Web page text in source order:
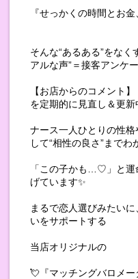
『せっかくの時間とお
そんな“あるある”をなく
アルな声”＝接客アンケ
【お店からのコメント】
を定期的に見直し＆更新
ナース一人ひとりの性
して“相性の良さ”まで
「この子かも…♡」と運
げています✨
まるで恋人選びみたい
いをサポートする
当店オリジナルの
💘『マッチングバロメ